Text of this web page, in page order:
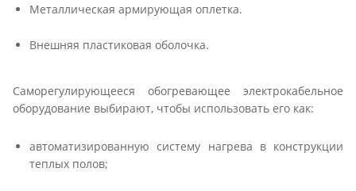
Металлическая армирующая оплетка.
Внешняя пластиковая оболочка.
Саморегулирующееся обогревающее электрокабельное
оборудование выбирают, чтобы использовать его как:
автоматизированную систему нагрева в конструкции
теплых полов;